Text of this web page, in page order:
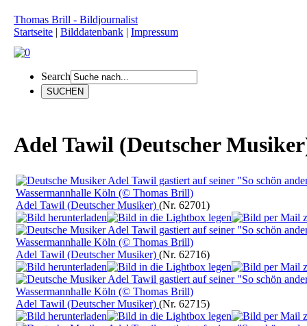
Thomas Brill - Bildjournalist
Startseite | Bilddatenbank | Impressum
Search
Adel Tawil (Deutscher
Adel Tawil (Deutscher Musiker) (Nr. 62701)
Adel Tawil (Deutscher Musiker) (Nr. 62716)
Adel Tawil (Deutscher Musiker) (Nr. 62715)